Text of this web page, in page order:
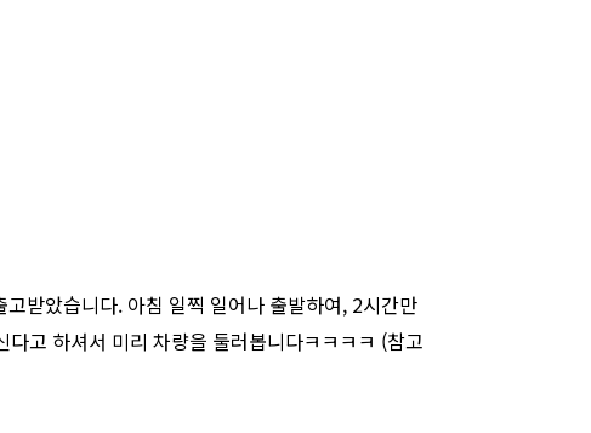
받았습니다. 아침 일찍 일어나 출발하여, 2시간만
고 하셔서 미리 차량을 둘러봅니다ㅋㅋㅋㅋ (참고